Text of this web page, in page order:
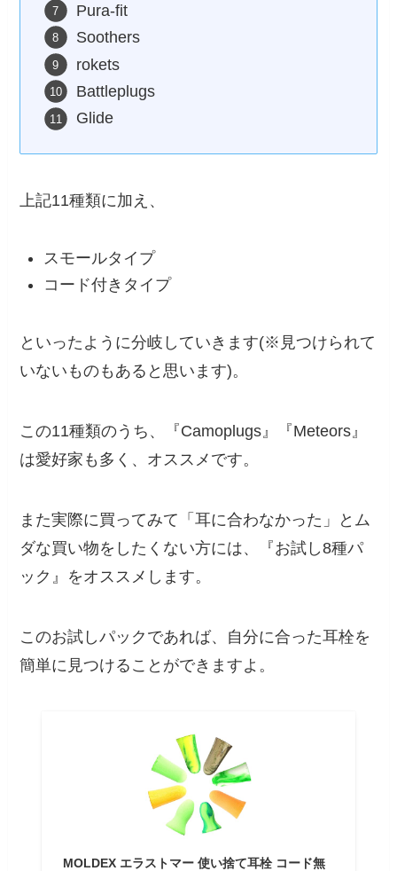
Pura-fit
Soothers
rokets
Battleplugs
Glide
上記11種類に加え、
スモールタイプ
コード付きタイプ
といったように分岐していきます(※見つけられて
いないものもあると思います)。
この11種類のうち、『Camoplugs』『Meteors』
は愛好家も多く、オススメです。
また実際に買ってみて「耳に合わなかった」とム
ダな買い物をしたくない方には、『お試し8種パ
ック』をオススメします。
このお試しパックであれば、自分に合った耳栓を
簡単に見つけることができますよ。
MOLDEX エラストマー 使い捨て耳栓 コード無